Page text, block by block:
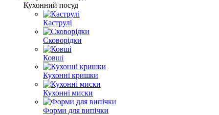
Кухонний посуд
Каструлі
Сковорідки
Ковші
Кухонні кришки
Кухонні миски
Форми для випічки